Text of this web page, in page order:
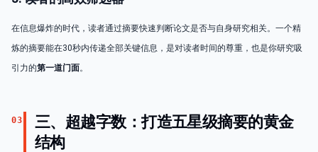
在信息爆炸的时代，读者通过摘要快速判断论文是否与自身研究相关。一个精
炼的摘要能在30秒内传递全部关键信息，是对读者时间的尊重，也是你研究吸
引力的第一道门面。
03
三、超越字数：打造五星级摘要的黄金
结构